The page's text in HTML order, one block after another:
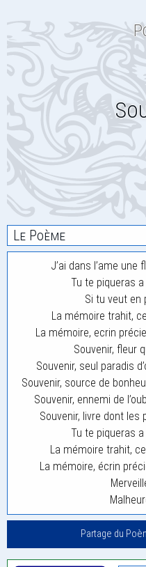
Le Poème
J’ai dans l’ame une
Tu te piqueras
Si tu veut en
La mémoire trahit,
La mémoire, ecrin
Souvenir, fleur
Souvenir, seul paradis
Souvenir, source de
Souvenir, ennemi de
Souvenir, livre dont
Tu te piqueras
La mémoire trahit, ce
La mémoire, écrin
Partage du